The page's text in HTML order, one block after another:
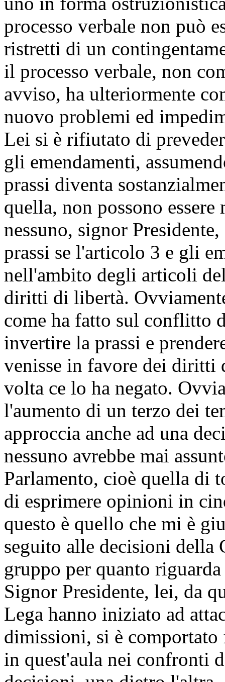
processo verbale non può
ristretti di un
il processo verbale, non
avviso, ha ulteriormente
nuovo problemi ed
Lei si è rifiutato di
gli emendamenti,
prassi diventa
quella, non possono
nessuno, signor
prassi se l'articolo 3 e gli
nell'ambito degli articoli
diritti di libertà.
come ha fatto sul conflitto
invertire la prassi e
venisse in favore dei diritti
volta ce lo ha negato.
l'aumento di un terzo dei
approccia anche ad una
nessuno avrebbe mai
Parlamento, cioè quella di
di esprimere opinioni in
questo è quello che mi è
seguito alle decisioni della
gruppo per quanto
Signor Presidente, lei, da
Lega hanno iniziato ad
dimissioni, si è comportato
in quest'aula nei confronti